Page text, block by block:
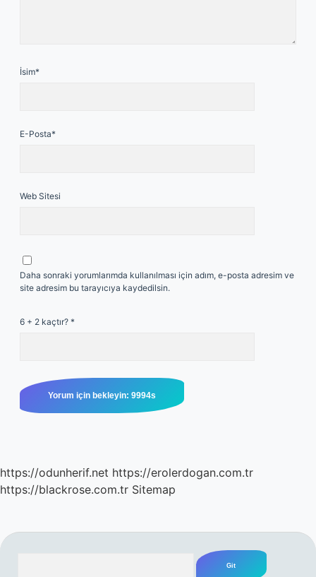
İsim*
E-Posta*
Web Sitesi
Daha sonraki yorumlarımda kullanılması için adım, e-posta adresim ve
site adresim bu tarayıcıya kaydedilsin.
6 + 2 kaçtır? *
https://odunherif.net https://erolerdogan.com.tr
https://blackrose.com.tr Sitemap